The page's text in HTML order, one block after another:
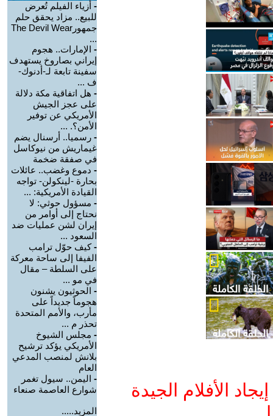
الأفلام الجيدة
- أزياء الفيلم تُعرض
للبيع.. مزاد يحقق حلم
جمهورThe Devil Wear
...
- الإمارات.. هجوم
إيراني بصاروخ يستهدف
سفينة تابعة لـ-أدنوك-
ف ...
- هل اتفاقية مكة دلالة
على عجز الجيش
الأمريكي عن توفير
الأمن؟. ...
- رسميا.. أرسنال يضم
غيماريش من نيوكاسل
في صفقة ضخمة
- دموع وغضب.. عائلات
بحارة -لينكولن- تواجه
القيادة الأمريكية: ...
- مسؤول حوثي: لا
نحتاج إلى أوامر من
إيران لشن عمليات ضد
السعود ...
-كيف حوّل ترامب
الفيفا إلى ساحة معركة
على السلطة – مقال
في مو ...
- الحوثيون يشنون
هجوماً جديداً على
مأرب، والأمم المتحدة
تحذر م ...
- مجلس الشيوخ
الأمريكي يؤكد ترشيح
بلانش لمنصب المدعي
العام
- اليمن.. سيول تغمر
شوارع العاصمة صنعاء
المزيد.....